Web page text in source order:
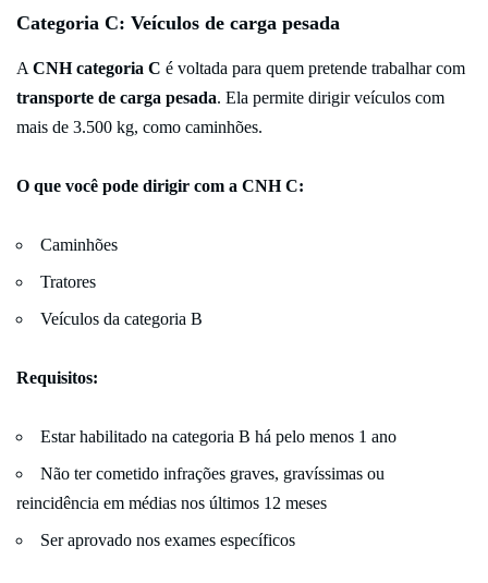
Categoria C: Veículos de carga pesada
ACNH categoria C é voltada para quem pretende trabalhar com
transporte de carga pesada. Ela permite dirigir veículos com
mais de 3.500 kg, como caminhões.
O que você pode dirigir com a CNH C:
Caminhões
Tratores
Veículos da categoria B
Requisitos:
Estar habilitado na categoria B há pelo menos 1 ano
Não ter cometido infrações graves, gravíssimas ou
reincidência em médias nos últimos 12 meses
Ser aprovado nos exames específicos